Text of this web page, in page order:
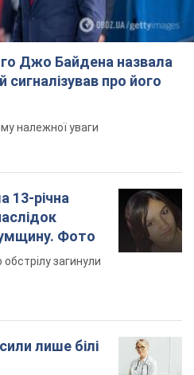
Джо Байдена назвала
про його
належної уваги
13-річна
Фото
обстрілу загинули
лише білі